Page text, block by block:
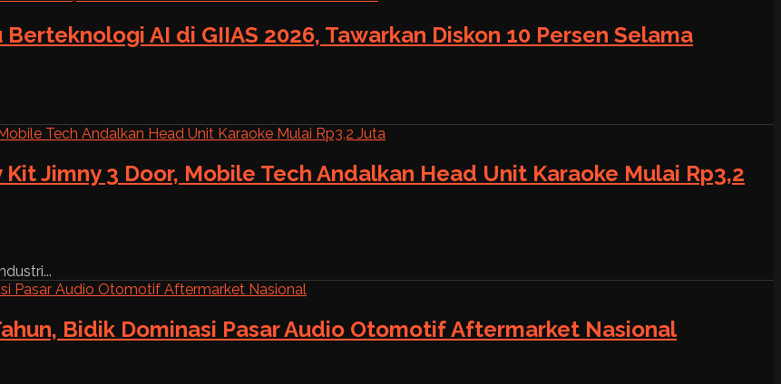
AI di GIIAS 2026, Tawarkan Diskon 10 Persen Selama
Jimny 3 Door, Mobile Tech Andalkan Head Unit Karaoke Mulai Rp3,2
Bidik Dominasi Pasar Audio Otomotif Aftermarket Nasional